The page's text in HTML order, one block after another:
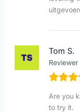
Tom S.
Reviewer
Are you
to try it.